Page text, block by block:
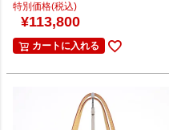
特別価格(税込)
¥113,800
カートに入れる